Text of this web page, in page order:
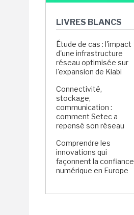
LIVRES BLANCS
Étude de cas : l'impact
d'une infrastructure
réseau optimisée sur
l'expansion de Kiabi
Connectivité,
stockage,
communication :
comment Setec a
repensé son réseau
Comprendre les
innovations qui
façonnent la confiance
numérique en Europe